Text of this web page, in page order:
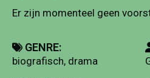
Er zijn momenteel geen
GENRE:
biografisch, drama